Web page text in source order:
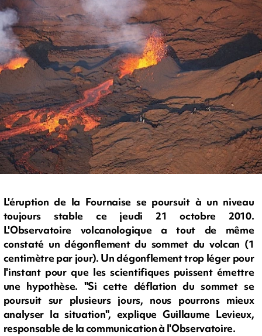
L'éruption de la Fournaise se poursuit à un niveau
toujours stable ce jeudi 21 octobre 2010.
L'Observatoire volcanologique a tout de même
constaté un dégonflement du sommet du volcan (1
centimètre par jour). Un dégonflement trop léger pour
l'instant pour que les scientifiques puissent émettre
une hypothèse. "Si cette déflation du sommet se
poursuit sur plusieurs jours, nous pourrons mieux
analyser la situation", explique Guillaume Levieux,
responsable de la communication à l'Observatoire.